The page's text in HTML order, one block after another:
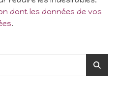
dont les données de vos
.